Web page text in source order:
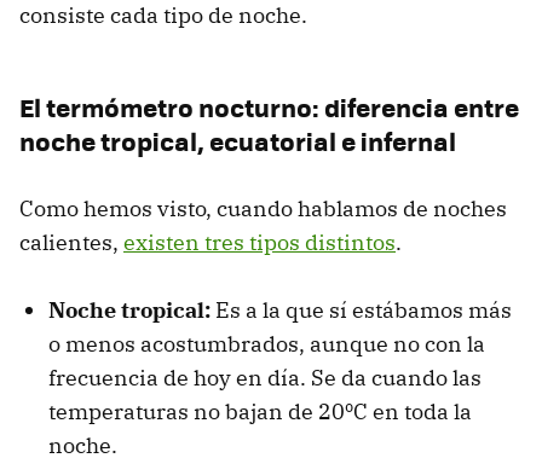
consiste cada tipo de noche.
El termómetro nocturno: diferencia entre
noche tropical, ecuatorial e infernal
Como hemos visto, cuando hablamos de noches
calientes, existen tres tipos distintos.
Noche tropical: Es a la que sí estábamos más
o menos acostumbrados, aunque no con la
frecuencia de hoy en día. Se da cuando las
temperaturas no bajan de 20ºC en toda la
noche.